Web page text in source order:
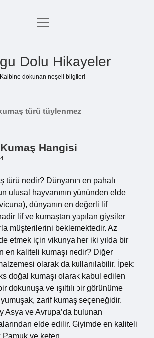
Anasayfa
menüyü
Dolu Hikayeler
Kalbine dokunan neşeli bilgiler!
türü tüylenmez
Hangisi
türü nedir? Dünyanın en pahalı
ulusal hayvanının yününden elde
dünyanın en değerli lif
lif ve kumaştan yapılan giysiler
müşterilerini beklemektedir. Az
etmek için vikunya her iki yılda bir
en kaliteli kumaşı nedir? Diğer
olarak da kullanılabilir. İpek:
doğal kumaşı olarak kabul edilen
dokunuşa ve ışıltılı bir görünüme
zarif kumaş seçeneğidir.
Asya ve Avrupa’da bulunan
elde edilir. Giyimde en kaliteli
Pamuk ve keten…